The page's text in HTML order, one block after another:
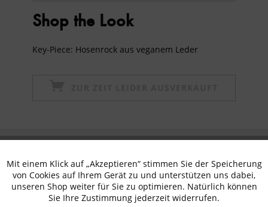
Shop the Look
Key-Piece: Hosenrock aus veganem Leder
erhalten
✓ Exklusive Angebote ✓ Die aktuellsten Trends
Funktionale Aktiv
Marketing Inaktiv
Mit einem Klick auf „Akzeptieren“ stimmen Sie der Speicherung
von Cookies auf Ihrem Gerät zu und unterstützen uns dabei,
unseren Shop weiter für Sie zu optimieren. Natürlich können
Sie Ihre Zustimmung jederzeit widerrufen.